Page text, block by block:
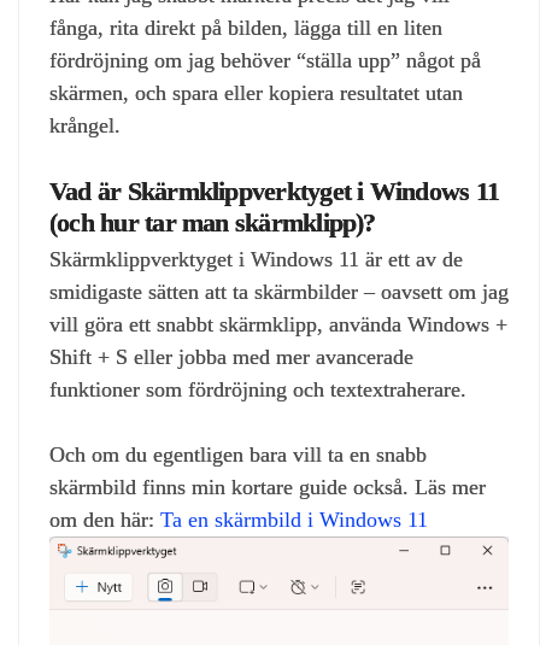
fånga, rita direkt på bilden, lägga till en liten
fördröjning om jag behöver “ställa upp” något på
skärmen, och spara eller kopiera resultatet utan
krångel.
Vad är Skärmklippverktyget i Windows 11
(och hur tar man skärmklipp)?
Skärmklippverktyget i Windows 11 är ett av de
smidigaste sätten att ta skärmbilder – oavsett om jag
vill göra ett snabbt skärmklipp, använda Windows +
Shift + S eller jobba med mer avancerade
funktioner som fördröjning och textextraherare.
Och om du egentligen bara vill ta en snabb
skärmbild finns min kortare guide också. Läs mer
om den här: Ta en skärmbild i Windows 11